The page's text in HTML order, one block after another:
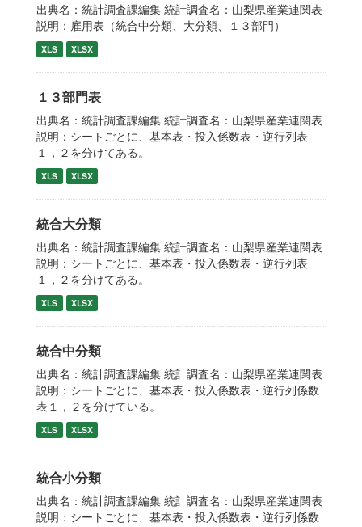
出典名：統計調査課編集 統計調査名：山梨県産業連関表
説明：雇用表（統合中分類、大分類、１３部門）
XLS XLSX
１３部門表
出典名：統計調査課編集 統計調査名：山梨県産業連関表
説明：シートごとに、基本表・投入係数表・逆行列表
１，２を分けてある。
XLS XLSX
統合大分類
出典名：統計調査課編集 統計調査名：山梨県産業連関表
説明：シートごとに、基本表・投入係数表・逆行列表
１，２を分けてある。
XLS XLSX
統合中分類
出典名：統計調査課編集 統計調査名：山梨県産業連関表
説明：シートごとに、基本表・投入係数表・逆行列係数
表１，２を分けている。
XLS XLSX
統合小分類
出典名：統計調査課編集 統計調査名：山梨県産業連関表
説明：シートごとに、基本表・投入係数表・逆行列係数